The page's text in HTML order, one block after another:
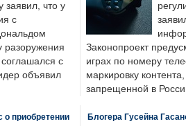
заявил, что у
с
разоружения
с
объявил
Законопроект
играх по номеру
маркировку
запрещенной в
приобретении
Блогера Гусейна